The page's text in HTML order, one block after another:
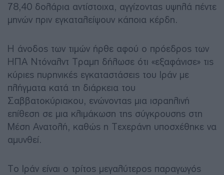
78,40 δολάρια αντίστοιχα, αγγίζοντας υψηλά πέντε
μηνών πριν εγκαταλείψουν κάποια κέρδη.
Η άνοδος των τιμών ήρθε αφού ο πρόεδρος των
ΗΠΑ Ντόναλντ Τραμπ δήλωσε ότι «εξαφάνισε» τις
κύριες πυρηνικές εγκαταστάσεις του Ιράν με
πλήγματα κατά τη διάρκεια του
Σαββατοκύριακου, ενώνοντας μια ισραηλινή
επίθεση σε μια κλιμάκωση της σύγκρουσης στη
Μέση Ανατολή, καθώς η Τεχεράνη υποσχέθηκε να
αμυνθεί.
Το Ιράν είναι ο τρίτος μεγαλύτερος παραγωγός